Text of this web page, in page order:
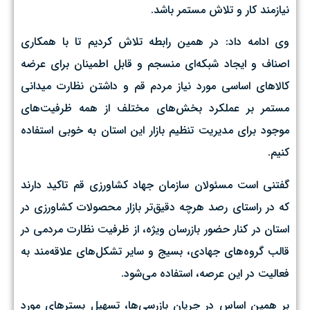
نیازمند کار و تلاش مستمر باشد.
وی ادامه داد: در همین رابطه تلاش کردیم تا با همکاری
اصناف و ایجاد شبکه‌ای منسجم و قابل اطمینان برای عرضه
کالاهای اساسی مورد نیاز مردم قم و داشتن نظارت میدانی
مستمر بر عملکرد بخش‌های مختلف از همه ظرفیت‌های
موجود برای مدیریت تنظیم بازار این استان به خوبی استفاده
کنیم.
گفتنی است مسئولان سازمان جهاد کشاورزی قم تاکید دارند
که در راستای رصد هرچه دقیق‌تر بازار محصولات کشاورزی در
استان در کنار حضور بازرسان ویژه، از ظرفیت‌ نظارت مردمی در
قالب گروه‌های جهادی، بسیج و سایر تشکل‌های علاقه‌مند به
فعالیت در این عرصه،‌ استفاده می‌شود.
بر همین اساس در جریان بازرسی‌ها، تسهیل بسترهای مورد